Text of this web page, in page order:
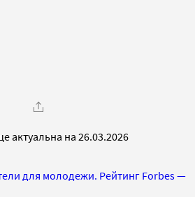
актуальна на 26.03.2026
для молодежи. Рейтинг Forbes —